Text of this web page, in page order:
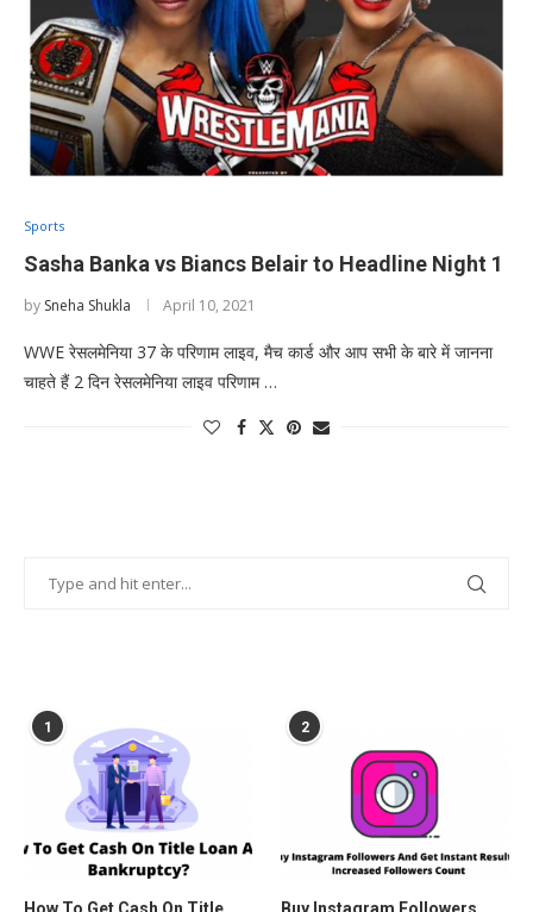
Sports
Sasha Banka vs Biancs Belair to Headline Night 1
by Sneha Shukla April 10, 2021
WWE रेसलमेनिया 37 के परिणाम लाइव, मैच कार्ड और आप सभी के बारे में जानना
चाहते हैं 2 दिन रेसलमेनिया लाइव परिणाम …
1
How To Get Cash On Title
2
Buy Instagram Followers